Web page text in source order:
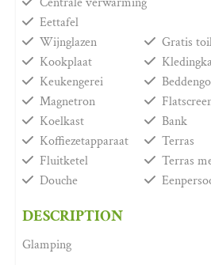
Eettafel
Wijnglazen
Kookplaat
Keukengerei
Magnetron
Koelkast
Koffiezetapparaat
Fluitketel
Douche
Gratis
Bank
Terras
Terras
DESCRIPTION
Glamping